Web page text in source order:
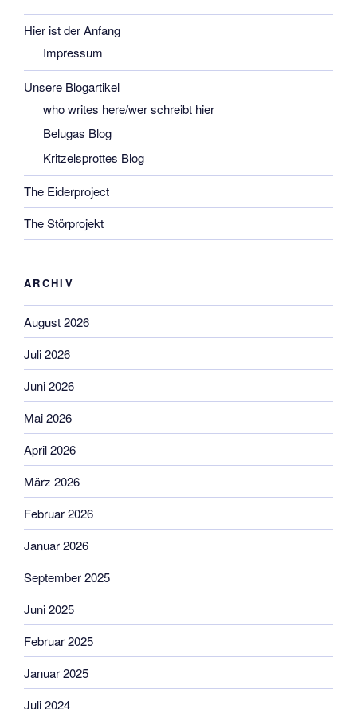
Hier ist der Anfang
Impressum
Unsere Blogartikel
who writes here/wer schreibt hier
Belugas Blog
Kritzelsprottes Blog
The Eiderproject
The Störprojekt
ARCHIV
August 2026
Juli 2026
Juni 2026
Mai 2026
April 2026
März 2026
Februar 2026
Januar 2026
September 2025
Juni 2025
Februar 2025
Januar 2025
Juli 2024